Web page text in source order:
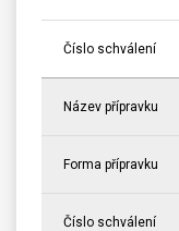
Číslo schválení
Název přípravku
Forma přípravku
Číslo schválení